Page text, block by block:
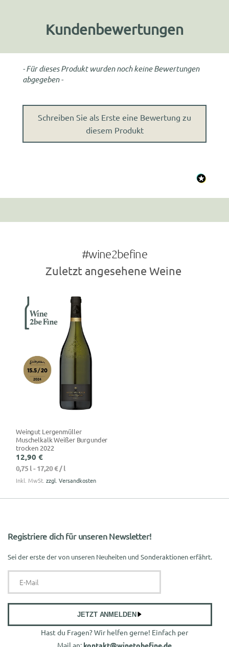
Kundenbewertungen
- Für dieses Produkt wurden noch keine Bewertungen
abgegeben -
Schreiben Sie als Erste eine Bewertung zu
diesem Produkt
New content loaded
#wine2befine
Zuletzt angesehene Weine
Weingut Lergenmüller
Muschelkalk Weißer Burgunder
trocken 2022
12,90 €
0,75 l -17,20 €/ l
Inkl. MwSt. zzgl. Versandkosten
Registriere dich für unseren Newsletter!
Sei der erste der von unseren Neuheiten und Sonderaktionen erfährt.
JETZT ANMELDEN
Hast du Fragen? Wir helfen gerne! Einfach per
Mail an: kontakt@winetobefine.de
4,9Rating 13Bewertungen
Katharina Schäffer